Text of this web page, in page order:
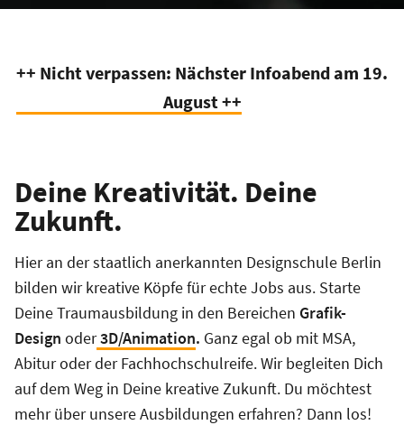
++ Nicht verpassen: Nächster Infoabend am 19.
August ++
Deine Kreativität. Deine
Zukunft.
Hier an der staatlich anerkannten Designschule Berlin
bilden wir kreative Köpfe für echte Jobs aus. Starte
Deine Traumausbildung in den Bereichen Grafik-
Design oder3D/Animation. Ganz egal ob mit MSA,
Abitur oder der Fachhochschulreife. Wir begleiten Dich
auf dem Weg in Deine kreative Zukunft. Du möchtest
mehr über unsere Ausbildungen erfahren? Dann los!